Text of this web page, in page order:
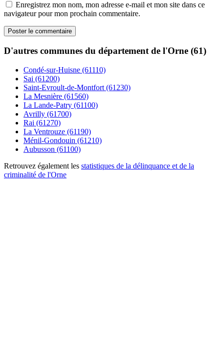
Enregistrez mon nom, mon adresse e-mail et mon site dans ce
navigateur pour mon prochain commentaire.
D'autres communes du département de l'Orne (61)
Condé-sur-Huisne (61110)
Sai (61200)
Saint-Evroult-de-Montfort (61230)
La Mesnière (61560)
La Lande-Patry (61100)
Avrilly (61700)
Rai (61270)
La Ventrouze (61190)
Ménil-Gondouin (61210)
Aubusson (61100)
Retrouvez également les statistiques de la délinquance et de la
criminalité de l'Orne